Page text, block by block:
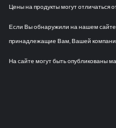
Цены на продукты могут отличаться
Если Вы обнаружили на нашем
принадлежащие Вам, Вашей
На сайте могут быть опубликованы